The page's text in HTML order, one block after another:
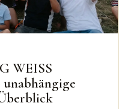
WEISS